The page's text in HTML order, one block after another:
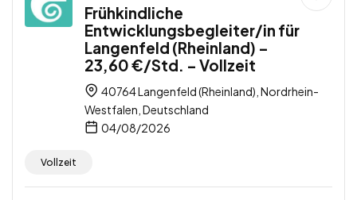
Frühkindliche
Entwicklungsbegleiter/in für
Langenfeld (Rheinland) –
23,60 €/Std. – Vollzeit
40764 Langenfeld (Rheinland), Nordrhein-
Westfalen, Deutschland
04/08/2026
Vollzeit